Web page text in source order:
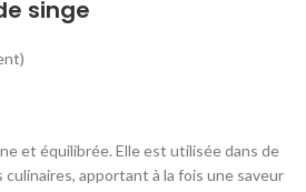
singe
et équilibrée. Elle est utilisée dans de
apportant à la fois une saveur